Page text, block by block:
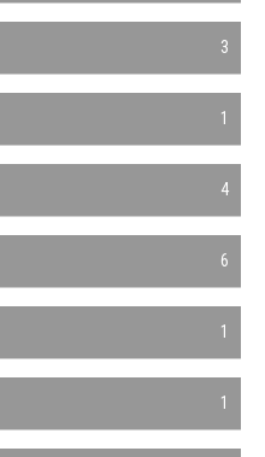
3
1
4
6
1
1